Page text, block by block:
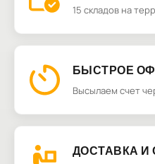
15 складов на
БЫСТРОЕ
Высылаем счет
ДОСТАВКА